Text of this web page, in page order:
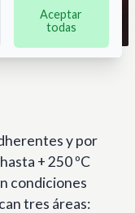
y por
+ 250 ºC
condiciones
tres áreas:
Aceptar
todas